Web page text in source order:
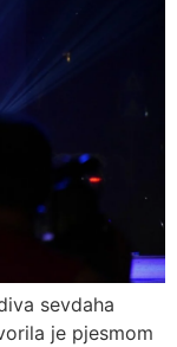
sevdaha
je pjesmom